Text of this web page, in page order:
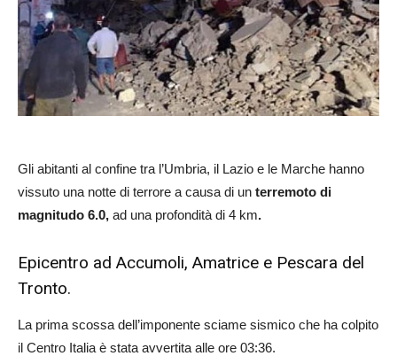
Gli abitanti al confine tra l’Umbria, il Lazio e le Marche hanno
vissuto una notte di terrore a causa di un terremoto di
magnitudo 6.0, ad una profondità di 4 km.
Epicentro ad Accumoli, Amatrice e Pescara del
Tronto.
La prima scossa dell’imponente sciame sismico che ha colpito
il Centro Italia è stata avvertita alle ore 03:36.